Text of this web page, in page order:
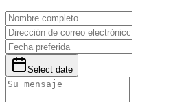
Select date